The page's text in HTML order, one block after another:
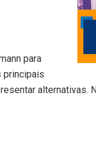
para
principais
alternativas.